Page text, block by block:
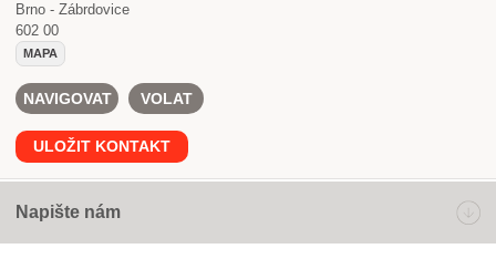
Brno - Zábrdovice
602 00
MAPA
NAVIGOVAT VOLAT
ULOŽIT KONTAKT
Napište nám